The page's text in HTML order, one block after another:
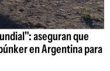
aseguran que
en Argentina para